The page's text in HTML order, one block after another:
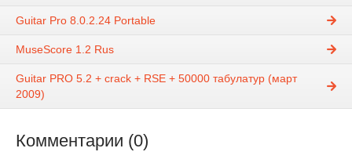
Guitar Pro 8.0.2.24 Portable
MuseScore 1.2 Rus
Guitar PRO 5.2 + crack + RSE + 50000 табулатур (март
2009)
Комментарии (0)